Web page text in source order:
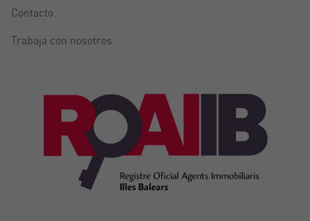
Contacto
Trabaja con nosotros